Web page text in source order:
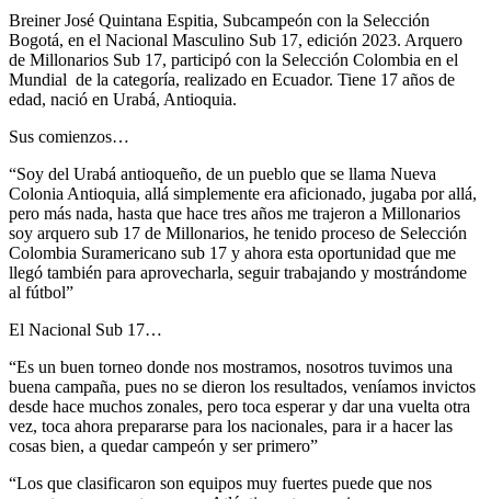
Breiner José Quintana Espitia, Subcampeón con la Selección
Bogotá, en el Nacional Masculino Sub 17, edición 2023. Arquero
de Millonarios Sub 17, participó con la Selección Colombia en el
Mundial de la categoría, realizado en Ecuador. Tiene 17 años de
edad, nació en Urabá, Antioquia.
Sus comienzos…
“Soy del Urabá antioqueño, de un pueblo que se llama Nueva
Colonia Antioquia, allá simplemente era aficionado, jugaba por allá,
pero más nada, hasta que hace tres años me trajeron a Millonarios
soy arquero sub 17 de Millonarios, he tenido proceso de Selección
Colombia Suramericano sub 17 y ahora esta oportunidad que me
llegó también para aprovecharla, seguir trabajando y mostrándome
al fútbol”
El Nacional Sub 17…
“Es un buen torneo donde nos mostramos, nosotros tuvimos una
buena campaña, pues no se dieron los resultados, veníamos invictos
desde hace muchos zonales, pero toca esperar y dar una vuelta otra
vez, toca ahora prepararse para los nacionales, para ir a hacer las
cosas bien, a quedar campeón y ser primero”
“Los que clasificaron son equipos muy fuertes puede que nos